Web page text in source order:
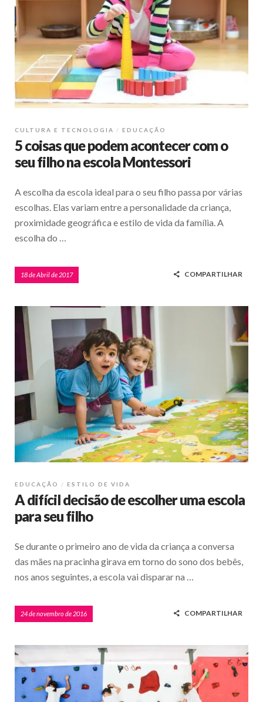
CULTURA E TECNOLOGIA EDUCAÇÃO
5 coisas que podem acontecer com o
seu filho na escola Montessori
A escolha da escola ideal para o seu filho passa por várias
escolhas. Elas variam entre a personalidade da criança,
proximidade geográfica e estilo de vida da família. A
escolha do …
18 de Abril de 2017 COMPARTILHAR
EDUCAÇÃO ESTILO DE VIDA
A difícil decisão de escolher uma escola
para seu filho
Se durante o primeiro ano de vida da criança a conversa
das mães na pracinha girava em torno do sono dos bebês,
nos anos seguintes, a escola vai disparar na …
24 de novembro de 2016 COMPARTILHAR